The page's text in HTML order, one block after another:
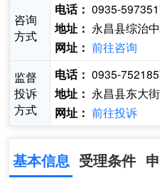
咨询
方式
电话： 0935-
地址： 永昌县综治
网址： 前往咨询
监督
投诉
方式
电话： 0935-
地址： 永昌县东大
网址： 前往投诉
基本信息 受理条件